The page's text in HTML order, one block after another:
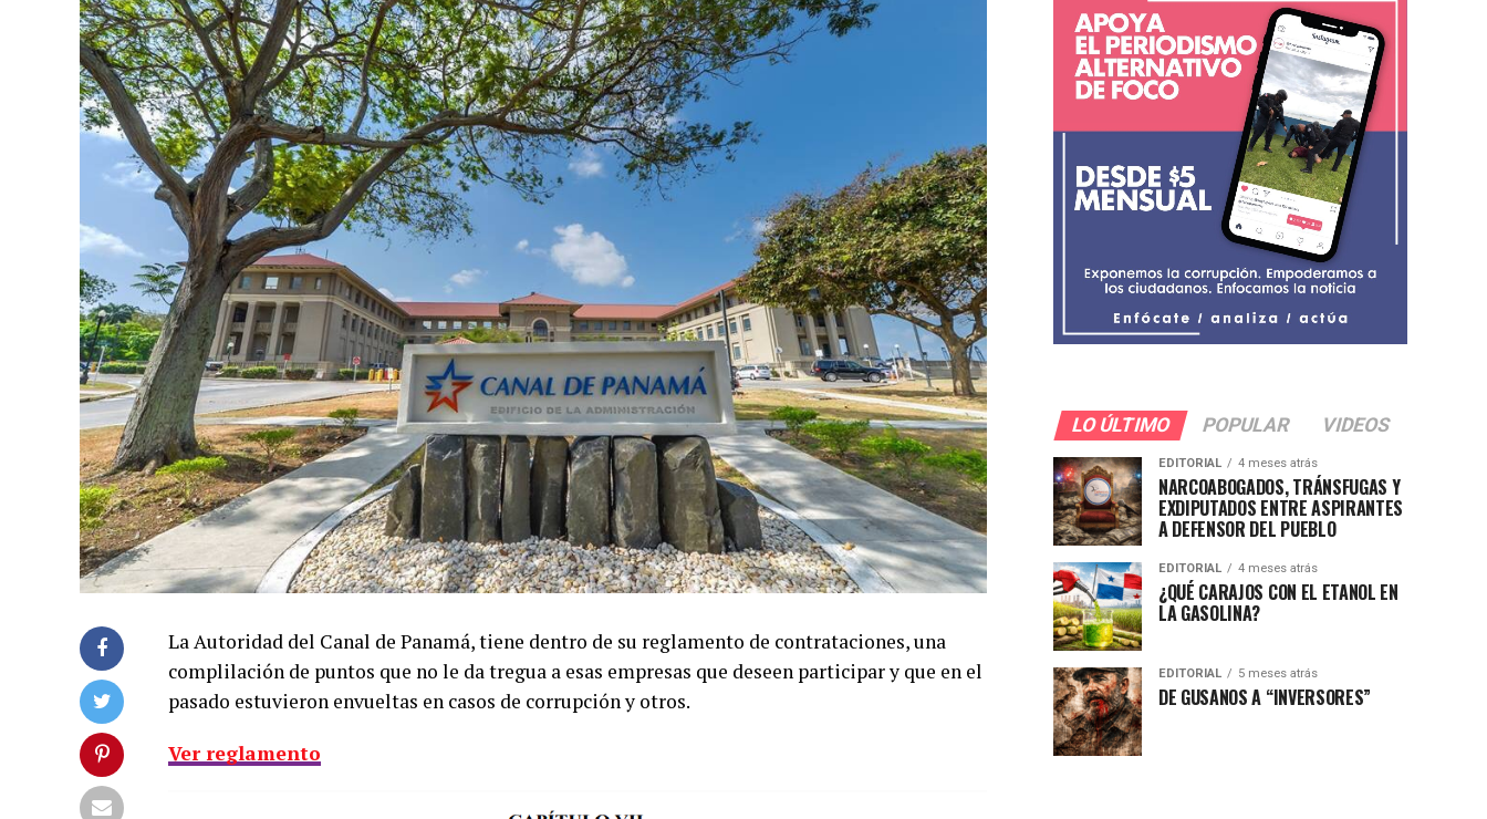
La Autoridad del Canal de Panamá, tiene dentro de su reglamento de contrataciones, una
complilación de puntos que no le da tregua a esas empresas que deseen participar y que en el
pasado estuvieron envueltas en casos de corrupción y otros.
Ver reglamento
LO ÚLTIMO POPULAR VIDEOS
EDITORIAL 4 meses atrás
NARCOABOGADOS, TRÁNSFUGAS Y
EXDIPUTADOS ENTRE ASPIRANTES
A DEFENSOR DEL PUEBLO
EDITORIAL 4 meses atrás
¿QUÉ CARAJOS CON EL ETANOL EN
LA GASOLINA?
EDITORIAL 5 meses atrás
DE GUSANOS A “INVERSORES”